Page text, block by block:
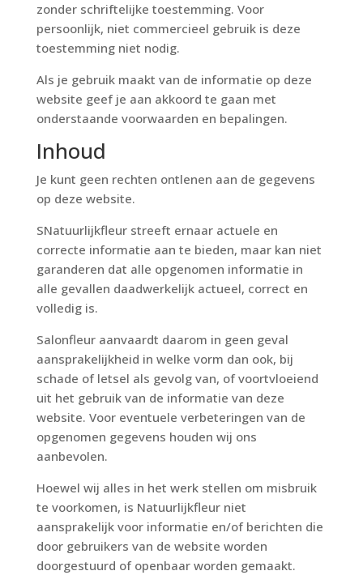
zonder schriftelijke toestemming. Voor
persoonlijk, niet commercieel gebruik is deze
toestemming niet nodig.
Als je gebruik maakt van de informatie op deze
website geef je aan akkoord te gaan met
onderstaande voorwaarden en bepalingen.
Inhoud
Je kunt geen rechten ontlenen aan de gegevens
op deze website.
SNatuurlijkfleur streeft ernaar actuele en
correcte informatie aan te bieden, maar kan niet
garanderen dat alle opgenomen informatie in
alle gevallen daadwerkelijk actueel, correct en
volledig is.
Salonfleur aanvaardt daarom in geen geval
aansprakelijkheid in welke vorm dan ook, bij
schade of letsel als gevolg van, of voortvloeiend
uit het gebruik van de informatie van deze
website. Voor eventuele verbeteringen van de
opgenomen gegevens houden wij ons
aanbevolen.
Hoewel wij alles in het werk stellen om misbruik
te voorkomen, is Natuurlijkfleur niet
aansprakelijk voor informatie en/of berichten die
door gebruikers van de website worden
doorgestuurd of openbaar worden gemaakt.